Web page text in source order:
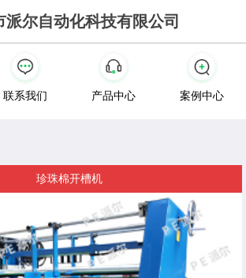
派尔自动化科技有限公司
联系我们 产品中心 案例中心
珍珠棉开槽机